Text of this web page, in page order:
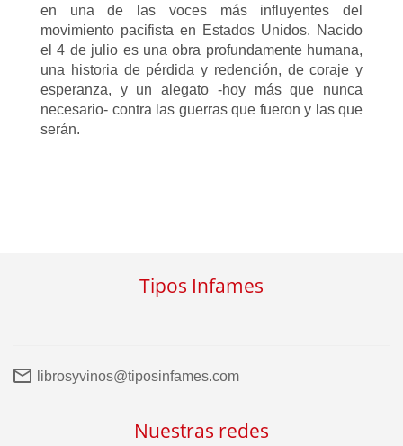
en una de las voces más influyentes del
movimiento pacifista en Estados Unidos. Nacido
el 4 de julio es una obra profundamente humana,
una historia de pérdida y redención, de coraje y
esperanza, y un alegato -hoy más que nunca
necesario- contra las guerras que fueron y las que
serán.
Tipos Infames
librosyvinos@tiposinfames.com
Nuestras redes